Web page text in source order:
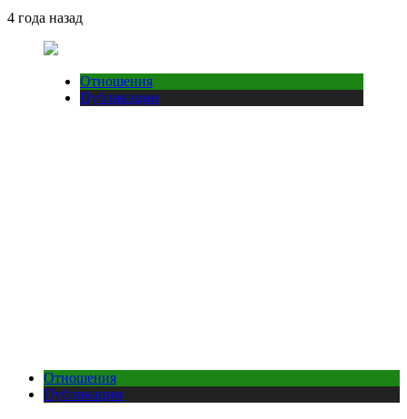
4 года назад
Отношения
Публикации
Отношения
Публикации